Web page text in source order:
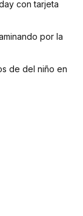
con tarjeta
por la
de del niño en